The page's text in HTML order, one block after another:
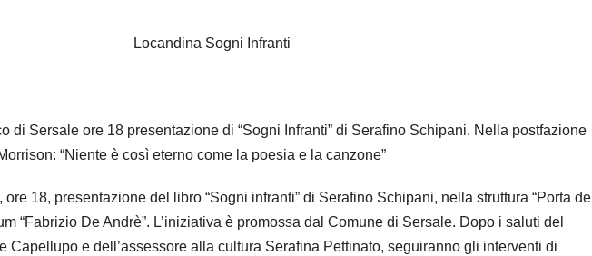
Locandina Sogni Infranti
di Sersale ore 18 presentazione di “Sogni Infranti” di Serafino Schipani. Nella postfazione
“Niente è così eterno come la poesia e la canzone”
18, presentazione del libro “Sogni infranti” di Serafino Schipani, nella struttura “Porta del
“Fabrizio De Andrè”. L’iniziativa è promossa dal Comune di Sersale. Dopo i saluti del
Capellupo e dell’assessore alla cultura Serafina Pettinato, seguiranno gli interventi di